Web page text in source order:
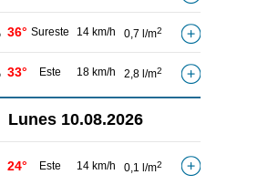
36° Sureste 14 km/h 0,7 l/m2
33° Este 18 km/h 2,8 l/m2
Lunes 10.08.2026
24° Este 14 km/h 0,1 l/m2